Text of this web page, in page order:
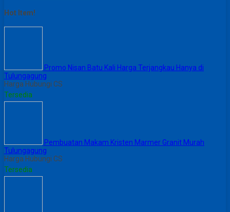
Hot Item!
Promo Nisan Batu Kali Harga Terjangkau Hanya di
Tulungagung
Harga Hubungi CS
Tersedia
Pembuatan Makam Kristen Marmer Granit Murah
Tulungagung
Harga Hubungi CS
Tersedia